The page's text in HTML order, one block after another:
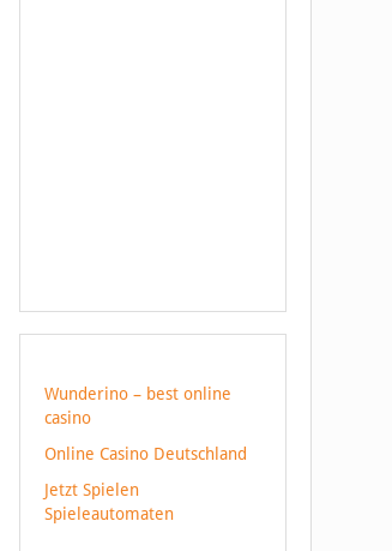
Wunderino – best online
casino
Online Casino Deutschland
Jetzt Spielen
Spieleautomaten